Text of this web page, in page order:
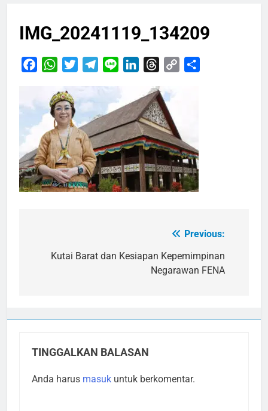
IMG_20241119_134209
FacebookWhatsApp
TwitterTelegram
Line LinkedInThreads
Copy
pos
Previous:
Kutai Barat dan Kesiapan Kepemimpinan
Negarawan FENA
TINGGALKAN BALASAN
Anda harus masuk untuk berkomentar.